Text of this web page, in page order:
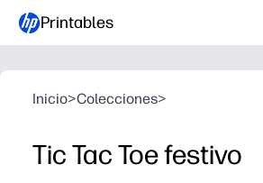
Printables
Inicio>Colecciones>
Tic Tac Toe festivo